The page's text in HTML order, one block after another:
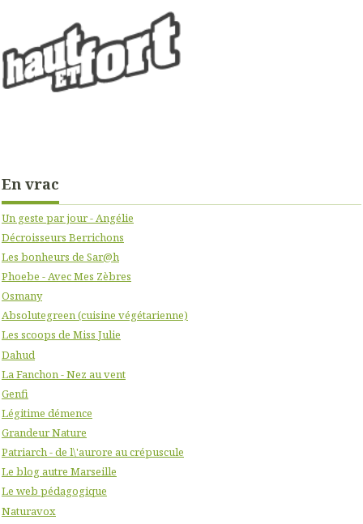
En vrac
Un geste par jour - Angélie
Décroisseurs Berrichons
Les bonheurs de Sar@h
Phoebe - Avec Mes Zèbres
Osmany
Absolutegreen (cuisine végétarienne)
Les scoops de Miss Julie
Dahud
La Fanchon - Nez au vent
Genfi
Légitime démence
Grandeur Nature
Patriarch - de l\'aurore au crépuscule
Le blog autre Marseille
Le web pédagogique
Naturavox